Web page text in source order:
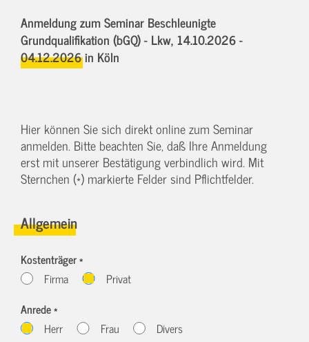
Anmeldung zum Seminar Beschleunigte
Grundqualifikation (bGQ) - Lkw, 14.10.2026 -
04.12.2026in Köln
Hier können Sie sich direkt online zum Seminar
anmelden. Bitte beachten Sie, daß Ihre Anmeldung
erst mit unserer Bestätigung verbindlich wird. Mit
Sternchen (*) markierte Felder sind Pflichtfelder.
Allgemein
Kostenträger *
Firma
Privat
Anrede *
Herr
Frau Divers